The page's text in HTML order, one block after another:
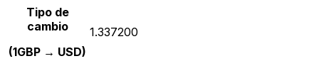
Tipo de
cambio
(1GBP → USD)
1.337200